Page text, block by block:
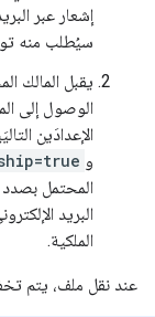
إشعار عبر
سيُطلب منه
يقبل المالك
الوصول إلى
الإعدادَين
و
المحتمل بصدد
البريد
الملكية.
عند نقل ملف، يتم